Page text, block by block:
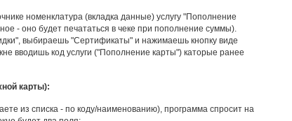
номенклатура (вкладка данные) услугу "Пополнение
- оно будет печататься в чеке при пополнение суммы).
выбираешь "Сертификаты" и нажимаешь кнопку виде
вводишь код услуги ("Пополнение карты") каторые ранее
карты):
из списка - по коду/наименованию), программа спросит на